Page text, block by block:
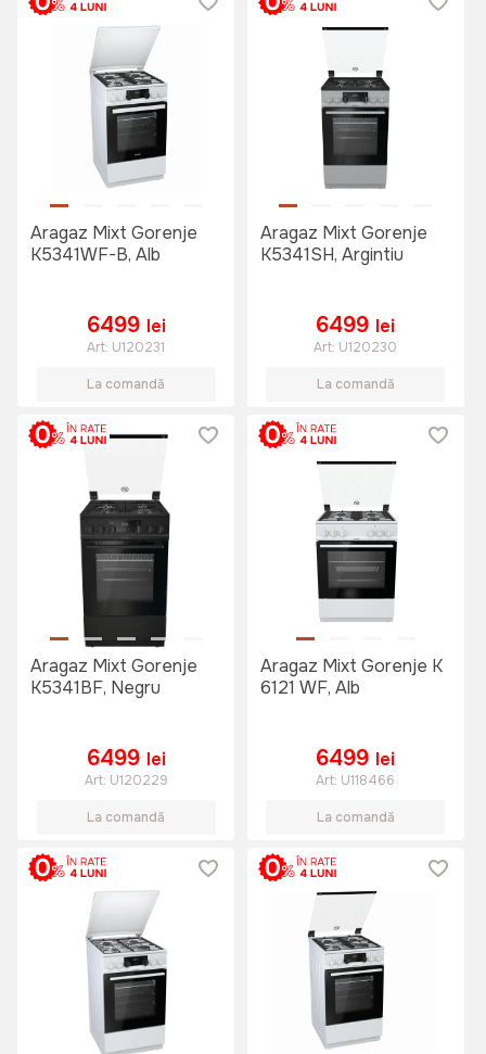
Aragaz Mixt Gorenje
K5341WF-B, Alb
6499 lei
Art: U120231
La comandă
Aragaz Mixt Gorenje
K5341SH, Argintiu
6499 lei
Art: U120230
La comandă
Aragaz Mixt Gorenje
K5341BF, Negru
6499 lei
Art: U120229
La comandă
Aragaz Mixt Gorenje K
6121 WF, Alb
6499 lei
Art: U118466
La comandă